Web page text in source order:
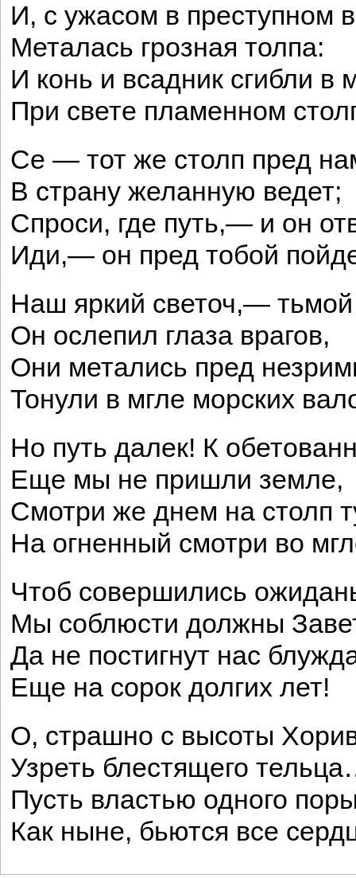
И, с ужасом в преступном
Металась грозная толпа:
И конь и всадник сгибли в
При свете пламенном
Се — тот же столп пред
В страну желанную ведет;
Спроси, где путь,— и он
Иди,— он пред тобой
Наш яркий светоч,—
Он ослепил глаза врагов,
Они метались пред
Тонули в мгле морских
Но путь далек! К
Еще мы не пришли земле,
Смотри же днем на столп
На огненный смотри во
Чтоб совершились
Мы соблюсти должны
Да не постигнут нас
Еще на сорок долгих лет!
О, страшно с высоты
Узреть блестящего
Пусть властью одного
Как ныне, бьются все